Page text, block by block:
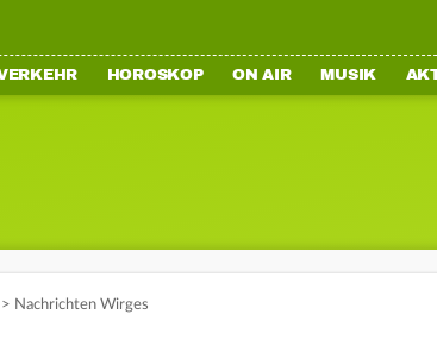
HOROSKOP ON AIR MUSIK
> Nachrichten Wirges